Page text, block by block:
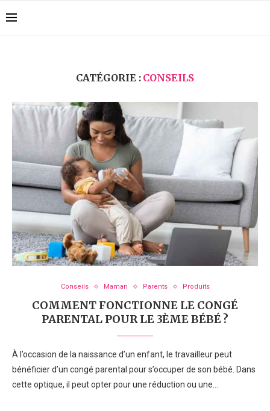
CATÉGORIE : CONSEILS
Conseils Maman Parents Produits
COMMENT FONCTIONNE LE CONGÉ
PARENTAL POUR LE 3ÈME BÉBÉ ?
À l’occasion de la naissance d’un enfant, le travailleur peut
bénéficier d’un congé parental pour s’occuper de son bébé. Dans
cette optique, il peut opter pour une réduction ou une…